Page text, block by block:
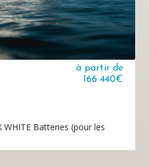
à partir de
166 440€
WHITE Batteries (pour les